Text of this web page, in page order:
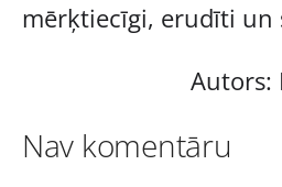
mērķtiecīgi, erudīti un
Autors:
Nav komentāru